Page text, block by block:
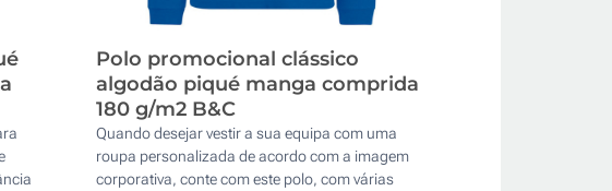
Polo promocional clássico
algodão piqué manga comprida
180 g/m2 B&C
Quando desejar vestir a sua equipa com uma
roupa personalizada de acordo com a imagem
corporativa, conte com este polo, com várias